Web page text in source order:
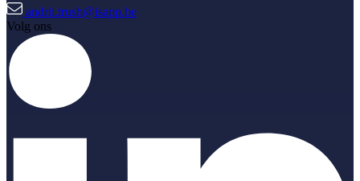
andrii.trush@isapp.be
Volg ons